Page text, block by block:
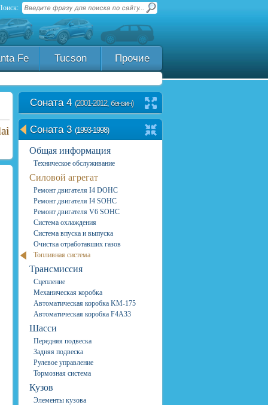
Fe Tucson Прочие
Соната 4 (2001-2012, бензин)
Соната 3 (1993-1998)
Общая информация
Техническое обслуживание
Силовой агрегат
Ремонт двигателя I4 DOHC
Ремонт двигателя I4 SOHC
Ремонт двигателя V6 SOHC
Система охлаждения
Система впуска и выпуска
Очистка отработавших газов
Топливная система
Трансмиссия
Сцепление
Механическая коробка
Автоматическая коробка KM-175
Автоматическая коробка F4A33
Шасси
Передняя подвеска
Задняя подвеска
Рулевое управление
Тормозная система
Кузов
Элементы кузова